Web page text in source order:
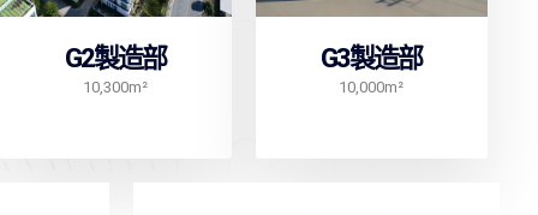
G2製造部
10,300m²
G3製造部
10,000m²